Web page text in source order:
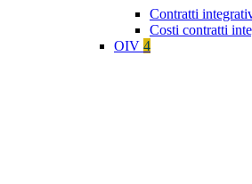
Contratti
Costi contratti
OIV 4